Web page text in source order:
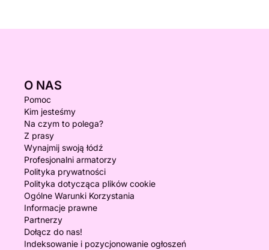
O NAS
Pomoc
Kim jesteśmy
Na czym to polega?
Z prasy
Wynajmij swoją łódź
Profesjonalni armatorzy
Polityka prywatności
Polityka dotycząca plików cookie
Ogólne Warunki Korzystania
Informacje prawne
Partnerzy
Dołącz do nas!
Indeksowanie i pozycjonowanie ogłoszeń